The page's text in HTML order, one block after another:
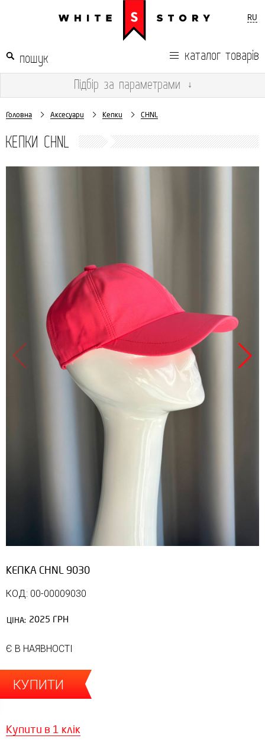
RU
каталог товарів
Підбір за параметрами ↓
Головна Аксесуари Кепки CHNL
КЕПКИ CHNL
КЕПКА CHNL 9030
КОД: 00-00009030
ЦІНА: 2025 ГРН
Є В НАЯВНОСТІ
КУПИТИ
Купити в 1 клік